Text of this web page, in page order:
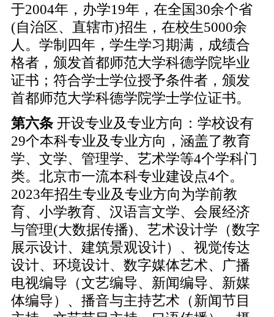
于2004年，办学19年，在全国30余个省
(自治区、直辖市)招生，在校生5000余
人。学制四年，学生学习期满，成绩合
格者，颁发首都师范大学科德学院毕业
证书；符合学士学位授予条件者，颁发
首都师范大学科德学院学士学位证书。
第六条 开设专业及专业方向：学校设有
29个本科专业及专业方向，涵盖了教育
学、文学、管理学、艺术学等4个学科门
类。北京市一流本科专业建设点4个。
2023年招生专业及专业方向为学前教
育、小学教育、汉语言文学、会展经济
与管理(大数据传播)、艺术设计学（数字
展示设计、建筑景观设计）、视觉传达
设计、环境设计、数字媒体艺术、广播
电视编导（文艺编导、新闻编导、新媒
体编导）、播音与主持艺术（新闻节目